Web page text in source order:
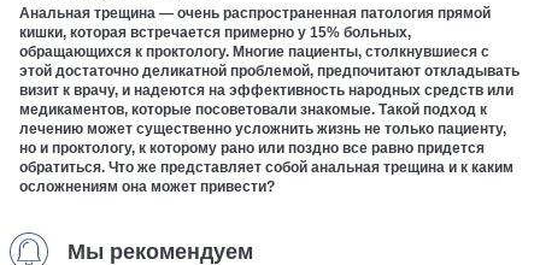
Анальная трещина — очень распространенная патология прямой
кишки, которая встречается примерно у 15% больных,
обращающихся к проктологу. Многие пациенты, столкнувшиеся с
этой достаточно деликатной проблемой, предпочитают откладывать
визит к врачу, и надеются на эффективность народных средств или
медикаментов, которые посоветовали знакомые. Такой подход к
лечению может существенно усложнить жизнь не только пациенту,
но и проктологу, к которому рано или поздно все равно придется
обратиться. Что же представляет собой анальная трещина и к каким
осложнениям она может привести?
Мы рекомендуем